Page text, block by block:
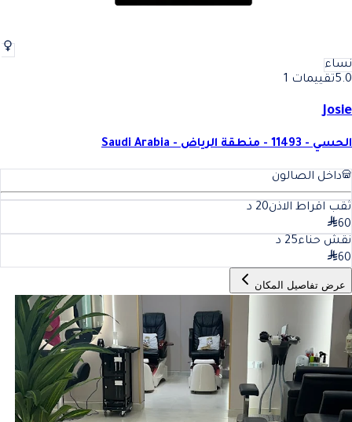
نساء
5.0تقييمات 1
Josie
الحسي - 11493 - منطقة الرياض - Saudi Arabia
داخل الصالون
ثقب اقراط الاذن20 د
60
نقش حناء25 د
60
عرض تفاصيل المكان